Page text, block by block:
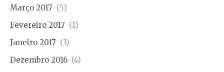
Março 2017 (5)
Fevereiro 2017 (1)
Janeiro 2017 (3)
Dezembro 2016 (4)